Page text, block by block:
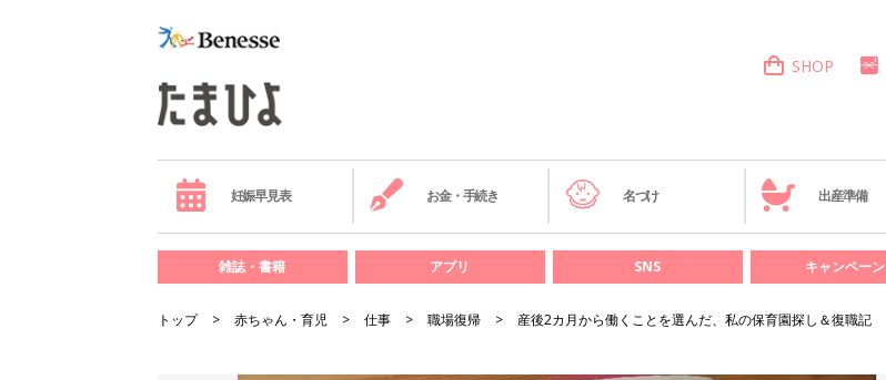
SHOP
妊娠早見表 お金・手続き 名づけ 出産準備
雑誌・書籍 アプリ SNS キャンペーン
トップ 赤ちゃん・育児 仕事 職場復帰 産後2カ月から働くことを選んだ、私の保育園探し＆復職記